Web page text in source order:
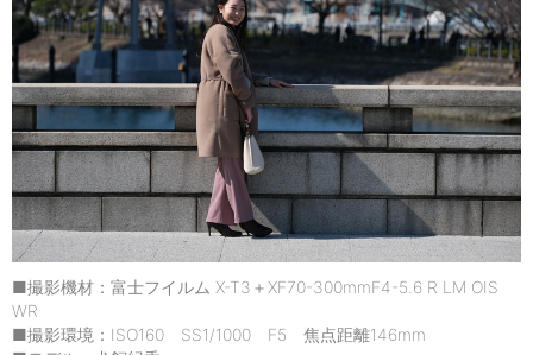
■撮影機材：富士フイルム X-T3＋XF70-300mmF4-5.6 R LM OIS
WR
■撮影環境：ISO160 SS1/1000 F5 焦点距離146mm